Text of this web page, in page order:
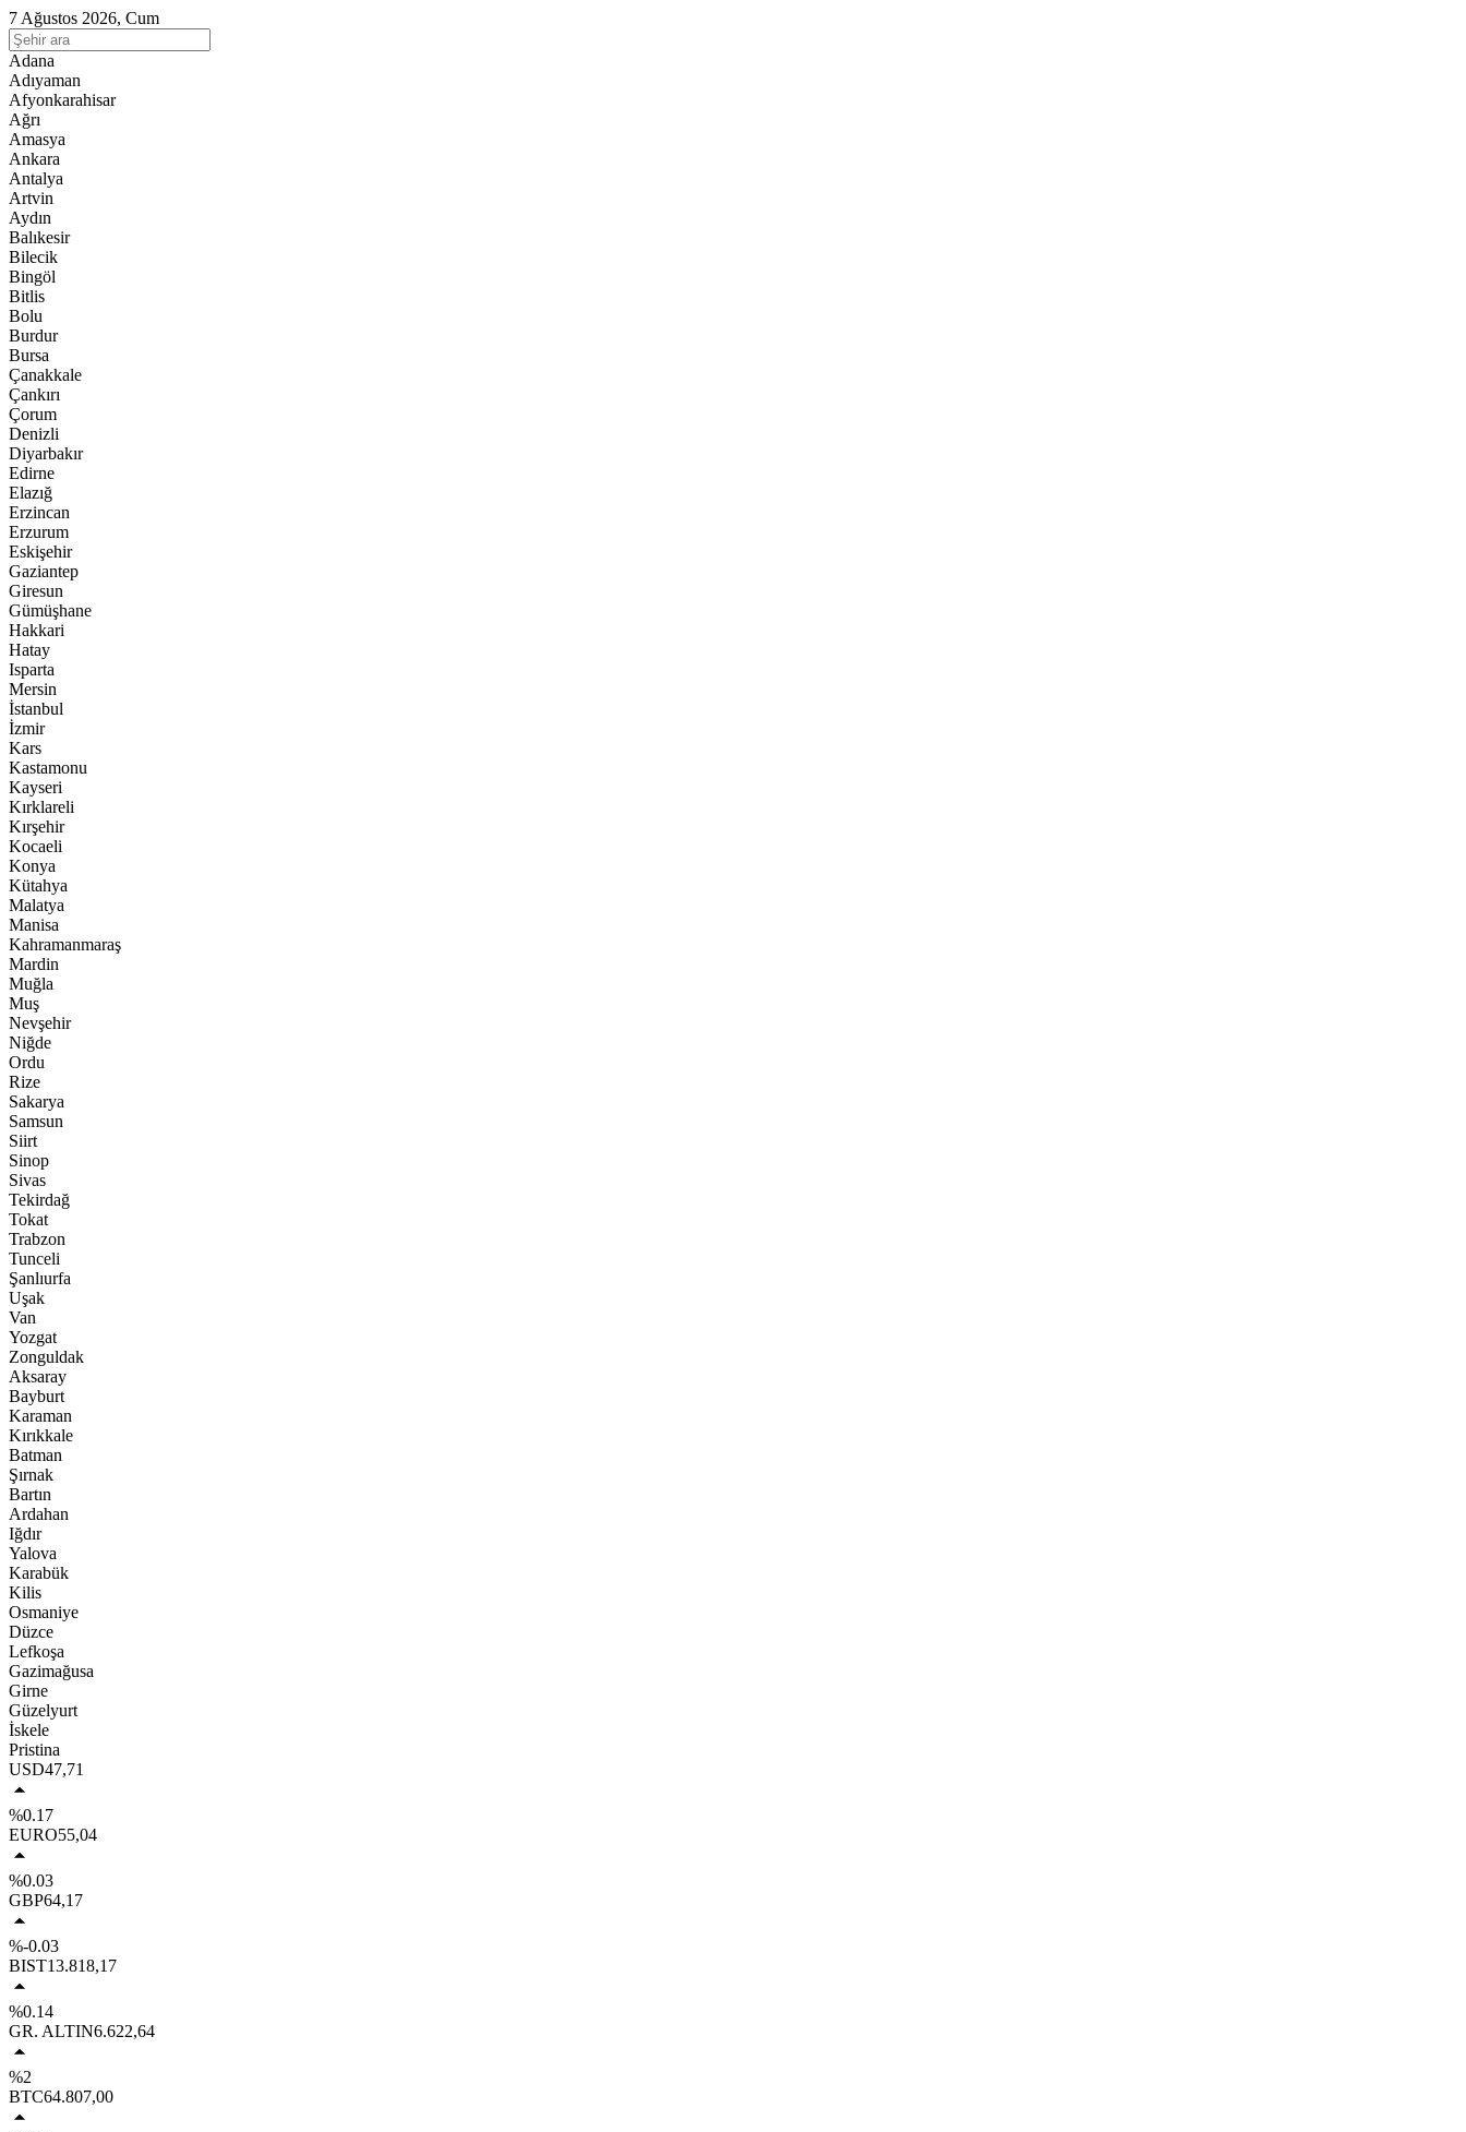
7 Ağustos 2026, Cum
Adana
Adıyaman
Afyonkarahisar
Ağrı
Amasya
Ankara
Antalya
Artvin
Aydın
Balıkesir
Bilecik
Bingöl
Bitlis
Bolu
Burdur
Bursa
Çanakkale
Çankırı
Çorum
Denizli
Diyarbakır
Edirne
Elazığ
Erzincan
Erzurum
Eskişehir
Gaziantep
Giresun
Gümüşhane
Hakkari
Hatay
Isparta
Mersin
İstanbul
İzmir
Kars
Kastamonu
Kayseri
Kırklareli
Kırşehir
Kocaeli
Konya
Kütahya
Malatya
Manisa
Kahramanmaraş
Mardin
Muğla
Muş
Nevşehir
Niğde
Ordu
Rize
Sakarya
Samsun
Siirt
Sinop
Sivas
Tekirdağ
Tokat
Trabzon
Tunceli
Şanlıurfa
Uşak
Van
Yozgat
Zonguldak
Aksaray
Bayburt
Karaman
Kırıkkale
Batman
Şırnak
Bartın
Ardahan
Iğdır
Yalova
Karabük
Kilis
Osmaniye
Düzce
Lefkoşa
Gazimağusa
Girne
Güzelyurt
İskele
Pristina
USD47,71
%0.17
EURO55,04
%0.03
GBP64,17
%-0.03
BIST13.818,17
%0.14
GR. ALTIN6.622,64
%2
BTC64.807,00